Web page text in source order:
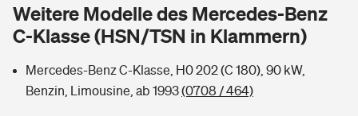
Wer versichert was: Jetzt Versicherer finden
Sie haben Fragen?
Musikinstrumentenversicherung
Weitere Modelle des Mercedes-Benz
C-Klasse (HSN/TSN in Klammern)
Mercedes-Benz C-Klasse, H0 202 (C 180), 90 kW,
Benzin, Limousine, ab 1993(0708 / 464)